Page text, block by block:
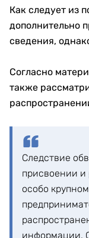
Как следует из
дополнительно
сведения,
Согласно
также
Следствие
присвоении и
особо
информации.